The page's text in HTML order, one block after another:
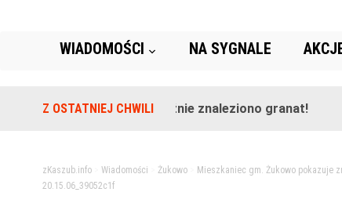
WIADOMOŚCI NA SYGNALE
Z OSTATNIEJ CHWILI
terenie szkoły w Leźnie znaleziono granat! 2 lata
zKaszub.info> Wiadomości Żukowo> Mieszkaniec gm. Żukowo pokazuje
20.15.06_39052c1f